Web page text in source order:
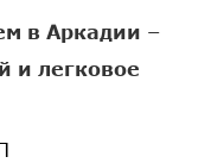
в Аркадии –
и легковое